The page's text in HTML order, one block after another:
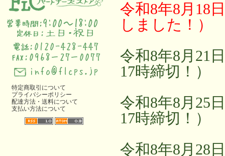
特定商取引について
プライバシーポリシー
配達方法・送料について
支払い方法について
令和8年8月18
しました！）
令和8年8月21
17時締切！）
令和8年8月25
17時締切！）
令和8年8月28